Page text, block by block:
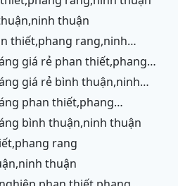
thuận
thuận
ranh
bình thuận,ninh thuận
rang
thuận